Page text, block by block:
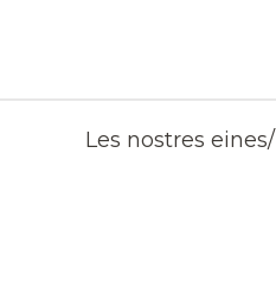
Les nostres eines/